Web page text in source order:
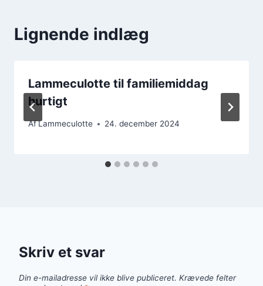
Lignende indlæg
Lammeculotte til familiemiddag
hurtigt
AfLammeculotte 24. december 2024
Skriv et svar
Din e-mailadresse vil ikke blive publiceret. Krævede felter